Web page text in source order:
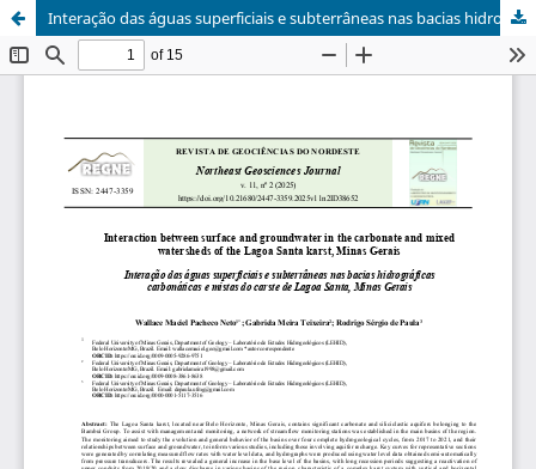
Interação das águas superficiais e subterrâneas nas bacias hidrográficas carbonáticas e mistas do carste de Lagoa Santa, Minas Gerais